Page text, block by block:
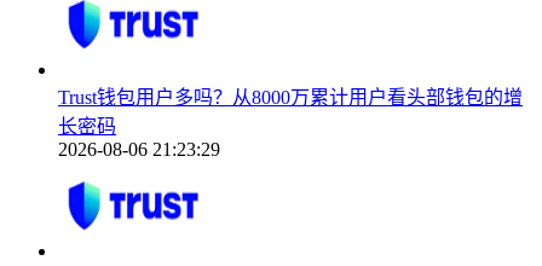
Trust钱包用户多吗？从8000万累计用户看头部钱包的增
长密码
2026-08-06 21:23:29